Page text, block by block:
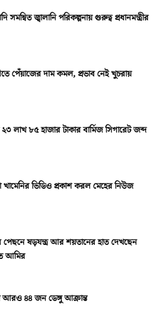
সমন্বিত জ্বালানি পরিকল্পনায় গুরুত্ব প্রধানমন্ত্রীর
পেঁয়াজের দাম কমল, প্রভাব নেই খুচরায়
লাখ ৮৫ হাজার টাকার বার্মিজ সিগারেট জব্দ
খামেনির ভিডিও প্রকাশ করল মেহের নিউজ
পেছনে ষড়যন্ত্র আর শয়তানের হাত দেখছেন
আমির
আরও ৪৪ জন ডেঙ্গু আক্রান্ত